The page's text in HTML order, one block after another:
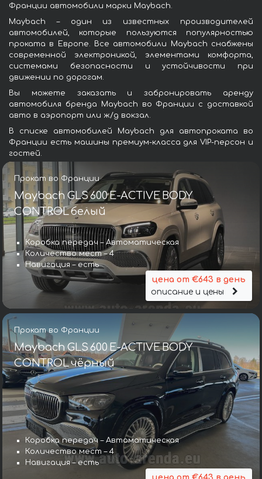
Франции автомобили марки Maybach.
Maybach – один из известных производителей
автомобилей, которые пользуются популярностью
проката в Европе. Все автомобили Maybach снабжены
современной электроникой, элементами комфорта,
системами безопасности и устойчивости при
движении по дорогам.
Вы можете заказать и забронировать аренду
автомобиля бренда Maybach во Франции с доставкой
авто в аэропорт или ж/д вокзал.
В списке автомобилей Maybach для автопроката во
Франции есть машины премиум-класса для VIP-персон и
гостей.
Прокат во Франции
Maybach GLS 600 E-ACTIVE BODY
CONTROL белый
Коробка передач – Автоматическая
Количество мест – 4
Навигация – есть
цена от €643 в день
описание и цены
Прокат во Франции
Maybach GLS 600 E-ACTIVE BODY
CONTROL чёрный
Коробка передач – Автоматическая
Количество мест – 4
Навигация – есть